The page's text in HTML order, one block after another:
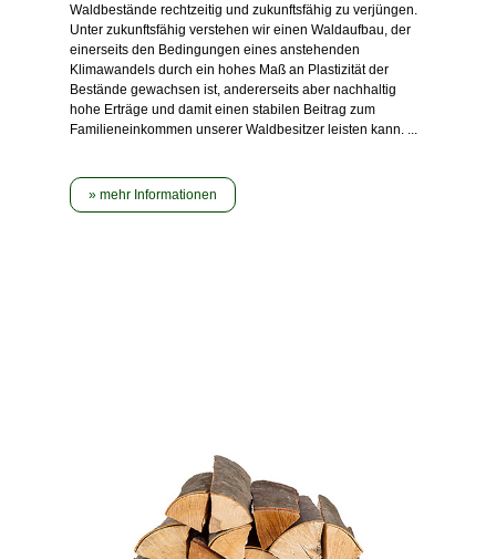
Waldbestände rechtzeitig und zukunftsfähig zu verjüngen.
Unter zukunftsfähig verstehen wir einen Waldaufbau, der
einerseits den Bedingungen eines anstehenden
Klimawandels durch ein hohes Maß an Plastizität der
Bestände gewachsen ist, andererseits aber nachhaltig
hohe Erträge und damit einen stabilen Beitrag zum
Familieneinkommen unserer Waldbesitzer leisten kann. ...
mehr Informationen